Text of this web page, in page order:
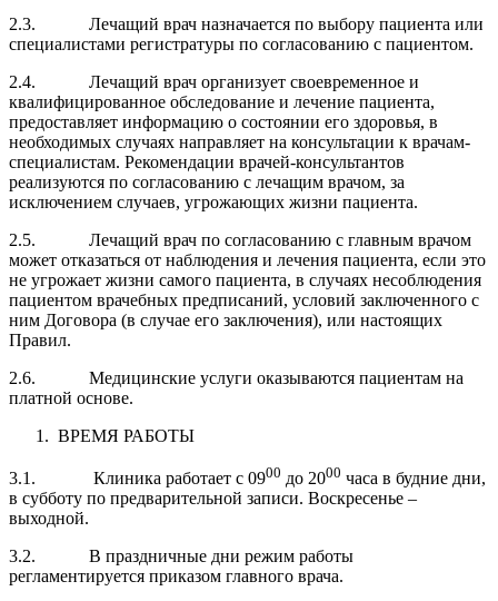
2.3. Лечащий врач назначается по выбору пациента или
специалистами регистратуры по согласованию с пациентом.
2.4. Лечащий врач организует своевременное и
квалифицированное обследование и лечение пациента,
предоставляет информацию о состоянии его здоровья, в
необходимых случаях направляет на консультации к врачам-
специалистам. Рекомендации врачей-консультантов
реализуются по согласованию с лечащим врачом, за
исключением случаев, угрожающих жизни пациента.
2.5. Лечащий врач по согласованию с главным врачом
может отказаться от наблюдения и лечения пациента, если это
не угрожает жизни самого пациента, в случаях несоблюдения
пациентом врачебных предписаний, условий заключенного с
ним Договора (в случае его заключения), или настоящих
Правил.
2.6. Медицинские услуги оказываются пациентам на
платной основе.
ВРЕМЯ РАБОТЫ
3.1. Клиника работает с 0900 до 2000 часа в будние дни,
в субботу по предварительной записи. Воскресенье –
выходной.
3.2. В праздничные дни режим работы
регламентируется приказом главного врача.